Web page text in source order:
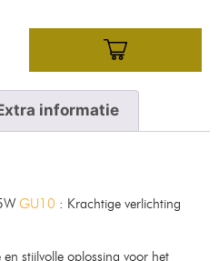
informatie
GU10 : Krachtige verlichting
stijlvolle oplossing voor het